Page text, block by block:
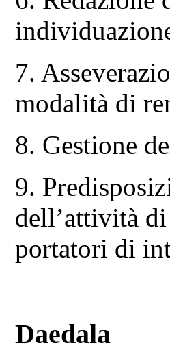
7.
modalità di
8. Gestione
9.
dell’attività
portatori di
Daedala